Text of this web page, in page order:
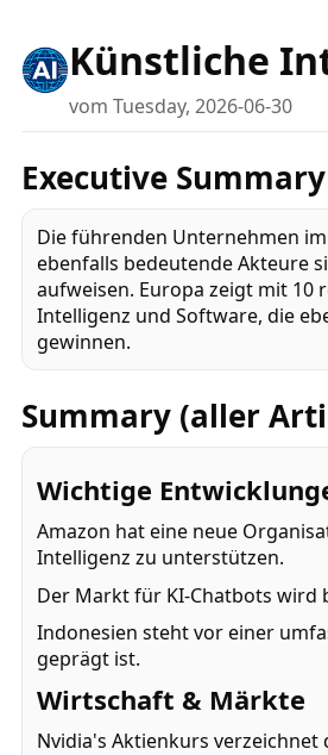
Künstliche
vom Tuesday, 2026-06-30
Executive Summary
Die führenden Unternehmen
ebenfalls bedeutende Akteure
aufweisen. Europa zeigt mit 10
Intelligenz und Software, die
gewinnen.
Summary (aller
Wichtige
Amazon hat eine neue
Intelligenz zu unterstützen.
Der Markt für KI-Chatbots wird
Indonesien steht vor einer
geprägt ist.
Wirtschaft & Märkte
Nvidia's Aktienkurs verzeichnet